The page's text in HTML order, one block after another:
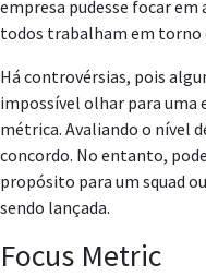
empresa pudesse focar
todos trabalham em torno
Há controvérsias, pois
impossível olhar para uma
métrica. Avaliando o nível
concordo. No entanto,
propósito para um squad
sendo lançada.
Focus Metric